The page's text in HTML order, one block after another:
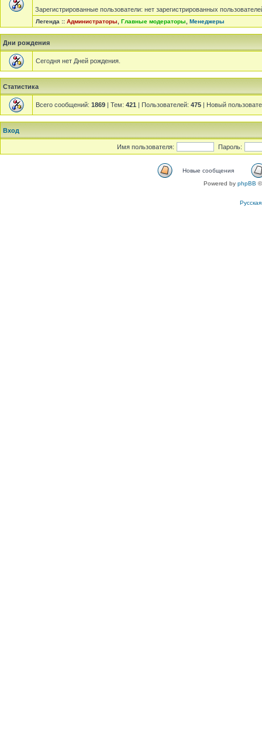
Зарегистрированные пользователи: нет зарегистрированных
Легенда :: Администраторы Главные модераторы Менеджеры
Дни рождения
Сегодня нет Дней рождения.
Статистика
Всего сообщений: 1869 | Тем: 421 | Пользователей: 475 | Новый
Вход
Имя пользователя: Пароль:
Новые сообщения
Powered by phpBB